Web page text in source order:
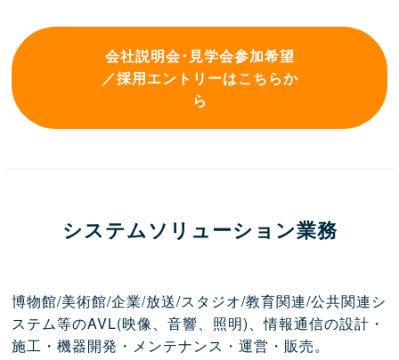
会社説明会･見学会参加希望
／採用エントリーはこちらか
ら
システムソリューション業務
博物館/美術館/企業/放送/スタジオ/教育関連/公共関連シ
ステム等のAVL(映像、音響、照明)、情報通信の設計・
施工・機器開発・メンテナンス・運営・販売。